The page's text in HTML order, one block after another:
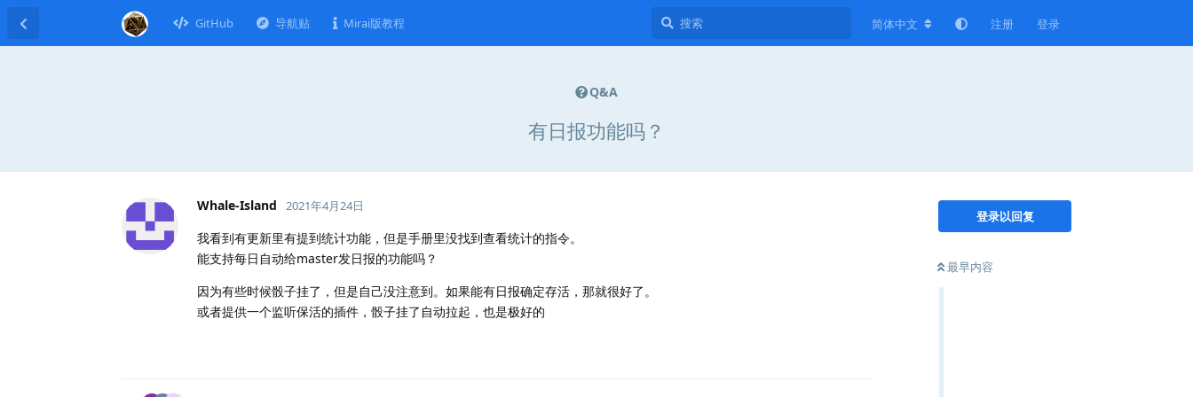
GitHub 导航贴 Mirai版教程 简体中文 注册 登录
Q&A
有日报功能吗？
登录以回复
最早内容
Whale-Island 2021年4月24日
我看到有更新里有提到统计功能，但是手册里没找到查看统计的指令。
能支持每日自动给master发日报的功能吗？
因为有些时候骰子挂了，但是自己没注意到。如果能有日报确定存活，那就很好了。
或者提供一个监听保活的插件，骰子挂了自动拉起，也是极好的